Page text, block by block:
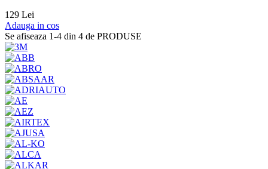
129 Lei
Adauga in cos
Se afiseaza 1-4 din 4 de PRODUSE